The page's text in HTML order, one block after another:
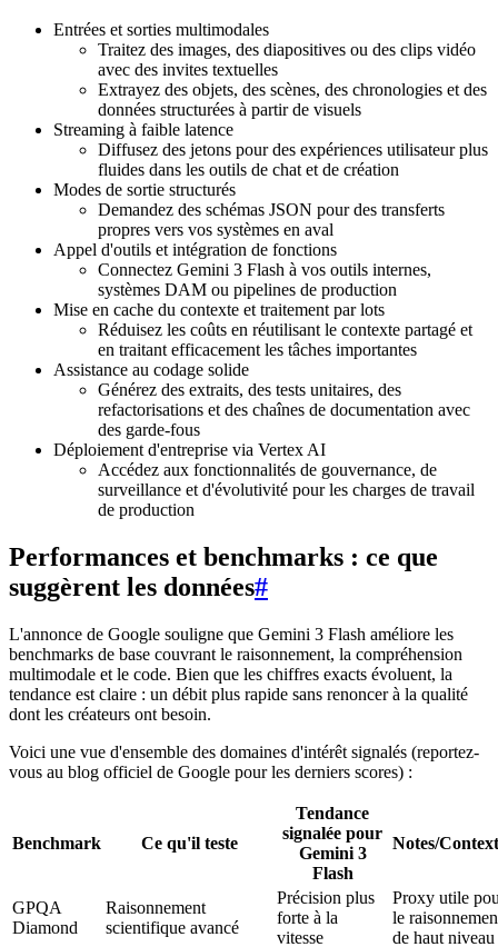
Entrées et sorties multimodales
Traitez des images, des diapositives ou des clips vidéo
avec des invites textuelles
Extrayez des objets, des scènes, des chronologies et des
données structurées à partir de visuels
Streaming à faible latence
Diffusez des jetons pour des expériences utilisateur plus
fluides dans les outils de chat et de création
Modes de sortie structurés
Demandez des schémas JSON pour des transferts
propres vers vos systèmes en aval
Appel d'outils et intégration de fonctions
Connectez Gemini 3 Flash à vos outils internes,
systèmes DAM ou pipelines de production
Mise en cache du contexte et traitement par lots
Réduisez les coûts en réutilisant le contexte partagé et
en traitant efficacement les tâches importantes
Assistance au codage solide
Générez des extraits, des tests unitaires, des
refactorisations et des chaînes de documentation avec
des garde-fous
Déploiement d'entreprise via Vertex AI
Accédez aux fonctionnalités de gouvernance, de
surveillance et d'évolutivité pour les charges de travail
de production
Performances et benchmarks : ce que
suggèrent les données#
L'annonce de Google souligne que Gemini 3 Flash améliore les
benchmarks de base couvrant le raisonnement, la compréhension
multimodale et le code. Bien que les chiffres exacts évoluent, la
tendance est claire : un débit plus rapide sans renoncer à la qualité
dont les créateurs ont besoin.
Voici une vue d'ensemble des domaines d'intérêt signalés (reportez-
vous au blog officiel de Google pour les derniers scores) :
Benchmark Ce qu'il teste
Tendance
signalée pour
Gemini 3
Flash
Notes/
GPQA
Diamond
Raisonnement
scientifique avancé
Précision plus
forte à la
vitesse
Proxy utile
le
de haut niveau